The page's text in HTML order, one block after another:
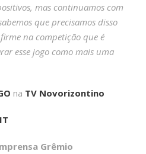
mas continuamos com
que precisamos disso
na competição que é
esse jogo como mais uma
na TV Novorizontino
Grêmio